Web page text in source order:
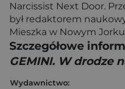
Narcissist Next Door.
był redaktorem
Mieszka w Nowym
Szczegółowe
GEMINI. W drodze
Wydawnictwo: